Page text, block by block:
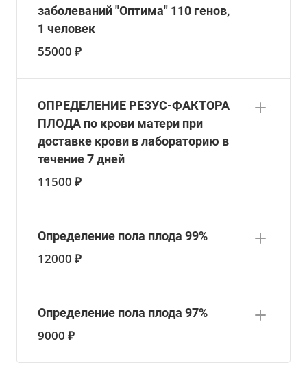
заболеваний "Оптима" 110 генов,
1 человек
55000 ₽
ОПРЕДЕЛЕНИЕ РЕЗУС-ФАКТОРА
ПЛОДА по крови матери при
доставке крови в лабораторию в
течение 7 дней
11500 ₽
Определение пола плода 99%
12000 ₽
Определение пола плода 97%
9000 ₽